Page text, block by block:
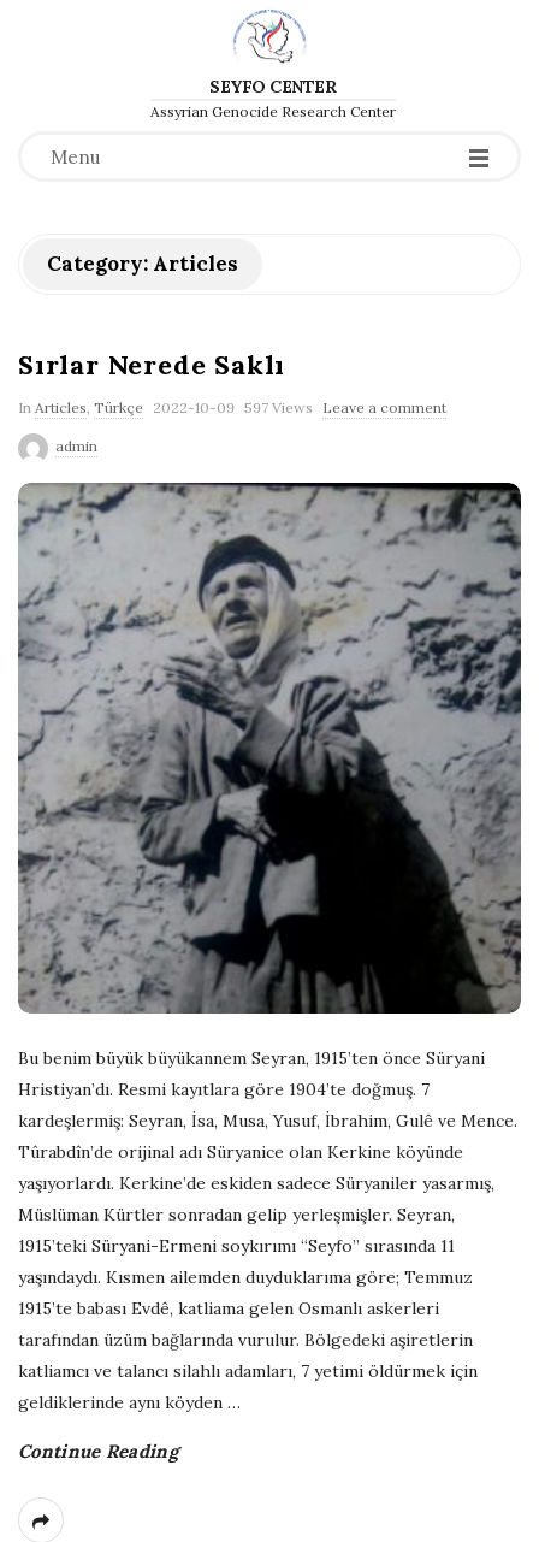
SEYFO CENTER
Assyrian Genocide Research Center
Menu
Category: Articles
Sırlar Nerede Saklı
In Articles, Türkçe P
D
a
e
2022-10-09 597 Views Leave a comment
admin
Bu benim büyük büyükannem Seyran, 1915’ten önce Süryani
Hristiyan’dı. Resmi kayıtlara göre 1904’te doğmuş. 7
kardeşlermiş: Seyran, İsa, Musa, Yusuf, İbrahim, Gulê ve Mence.
Tûrabdîn’de orijinal adı Süryanice olan Kerkine köyünde
yaşıyorlardı. Kerkine’de eskiden sadece Süryaniler yasarmış,
Müslüman Kürtler sonradan gelip yerleşmişler. Seyran,
1915’teki Süryani-Ermeni soykırımı “Seyfo” sırasında 11
yaşındaydı. Kısmen ailemden duyduklarıma göre; Temmuz
1915’te babası Evdê, katliama gelen Osmanlı askerleri
tarafından üzüm bağlarında vurulur. Bölgedeki aşiretlerin
katliamcı ve talancı silahlı adamları, 7 yetimi öldürmek için
geldiklerinde aynı köyden …
Continue Reading